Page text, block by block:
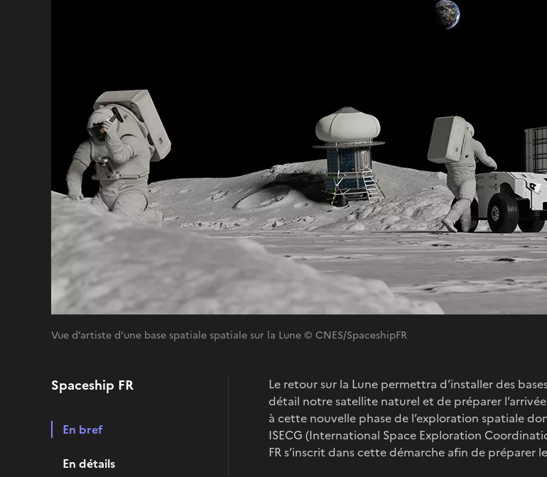
Vue d’artiste d’une base spatiale spatiale sur la Lune © CNES/SpaceshipFR
Spaceship FR
En bref
En détails
Le retour sur la Lune permettra d’installer des
détail notre satellite naturel et de préparer
à cette nouvelle phase de l’exploration spatiale
ISECG (International Space Exploration
FR s’inscrit dans cette démarche afin de préparer